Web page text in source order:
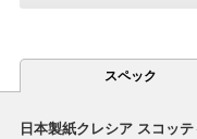
スペック
日本製紙クレシア スコッ